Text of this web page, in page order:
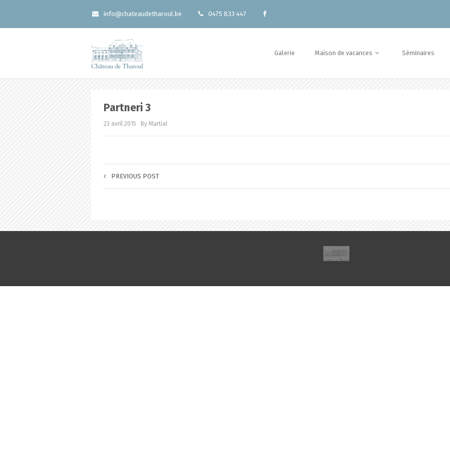
info@chateaudetharoul.be 0475 833 447
Galerie Maison de vacances Séminaires
Partneri 3
23 avril 2015 By Martial
PREVIOUS POST